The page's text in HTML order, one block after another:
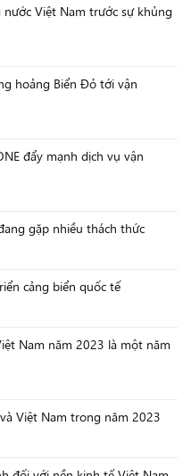
Việt Nam trước sự khủng
hoảng Biển Đỏ tới vận
đẩy mạnh dịch vụ vận
gặp nhiều thách thức
cảng biển quốc tế
Nam năm 2023 là một năm
Việt Nam trong năm 2023